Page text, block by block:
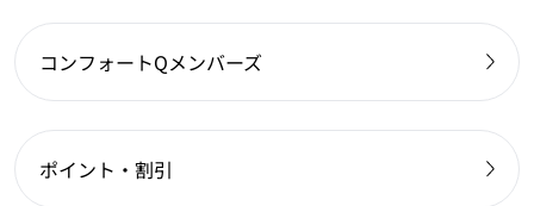
コンフォートQメンバーズ
ポイント・割引